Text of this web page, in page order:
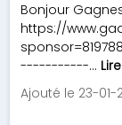
Bonjour
https://
-----------...
Ajouté le 23-